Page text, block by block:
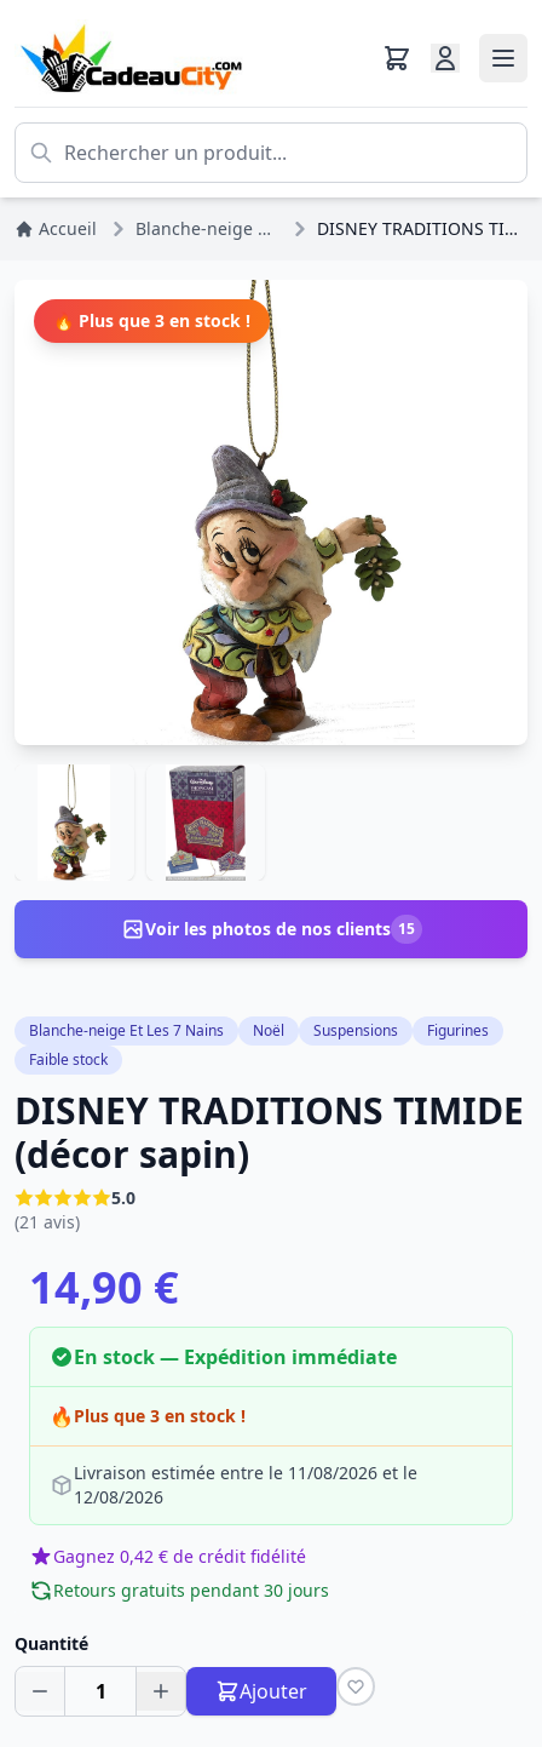
Accueil Blanche-neige Et Les 7 Nains DISNEY TRADITIONS TIMIDE (décor sapin)
🔥 Plus que 3 en stock !
Voir les photos de nos clients 15
Blanche-neige Et Les 7 Nains Noël Suspensions
Figurines
Faible stock
DISNEY TRADITIONS TIMIDE
(décor sapin)
5.0
(21 avis)
14,90 €
En stock — Expédition immédiate
🔥 Plus que 3 en stock !
Livraison estimée entre le 11/08/2026 et le
12/08/2026
Gagnez 0,42 € de crédit fidélité
Retours gratuits pendant 30 jours
Quantité
1 Ajouter